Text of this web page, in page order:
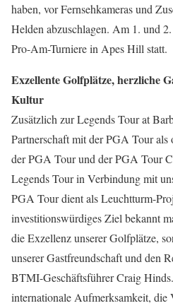
haben, vor Fernsehkameras und
Helden abzuschlagen. Am 1. und
Pro-Am-Turniere in Apes Hill statt.
Exzellente Golfplätze, herzliche
Kultur
Zusätzlich zur Legends Tour at
Partnerschaft mit der PGA Tour
der PGA Tour und der PGA Tour
Legends Tour in Verbindung mit
PGA Tour dient als Leuchtturm-
investitionswürdiges Ziel bekannt
die Exzellenz unserer Golfplätze,
unserer Gastfreundschaft und den
BTMI-Geschäftsführer Craig
internationale Aufmerksamkeit, die